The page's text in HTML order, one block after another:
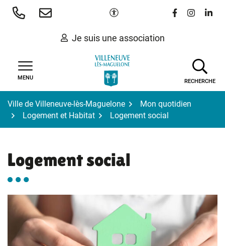
Aller
Paramètres d'accessibilité
Lien vers le
Lien vers
Lien
Je suis une association
MENU
RECHERCHE
Ville de Villeneuve-lès-Maguelone
Mon quotidien
Logement et Habitat
Logement social
Logement social